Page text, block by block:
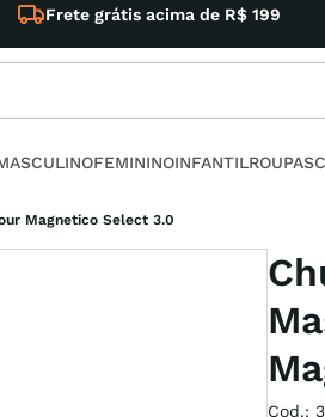
Conheça
FEMININOINFANTILROUPAS
Magnetico Select 3.0
Cod.: